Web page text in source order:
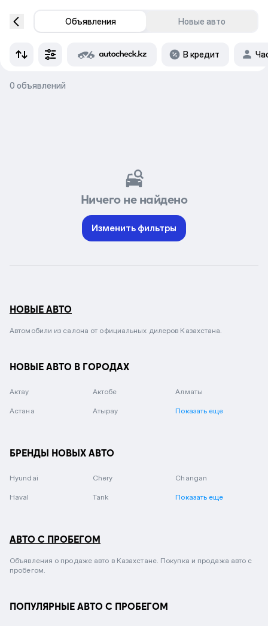
Объявления Новые авто
В кредит
0 объявлений
Ничего не найдено
Изменить фильтры
НОВЫЕ АВТО
Автомобили из салона от официальных дилеров Казахстана.
НОВЫЕ АВТО В ГОРОДАХ
Актау Актобе Алматы
Астана Атырау Показать еще
БРЕНДЫ НОВЫХ АВТО
Hyundai Chery Changan
Haval Tank Показать еще
АВТО С ПРОБЕГОМ
Объявления о продаже авто в Казахстане. Покупка и продажа авто с
пробегом.
ПОПУЛЯРНЫЕ АВТО С ПРОБЕГОМ